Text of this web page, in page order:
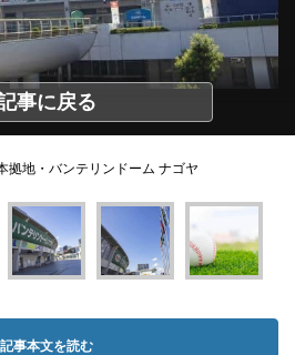
事に戻る
拠地・バンテリンドーム ナゴヤ
記事本文を読む